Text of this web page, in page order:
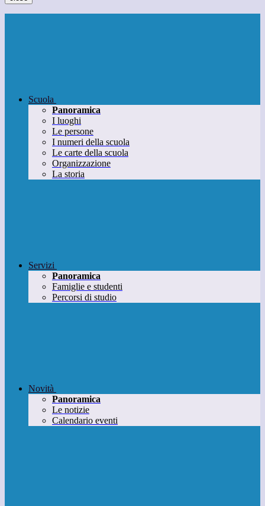
Scuola
Panoramica
I luoghi
Le persone
I numeri della scuola
Le carte della scuola
Organizzazione
La storia
Servizi
Panoramica
Famiglie e studenti
Percorsi di studio
Novità
Panoramica
Le notizie
Calendario eventi